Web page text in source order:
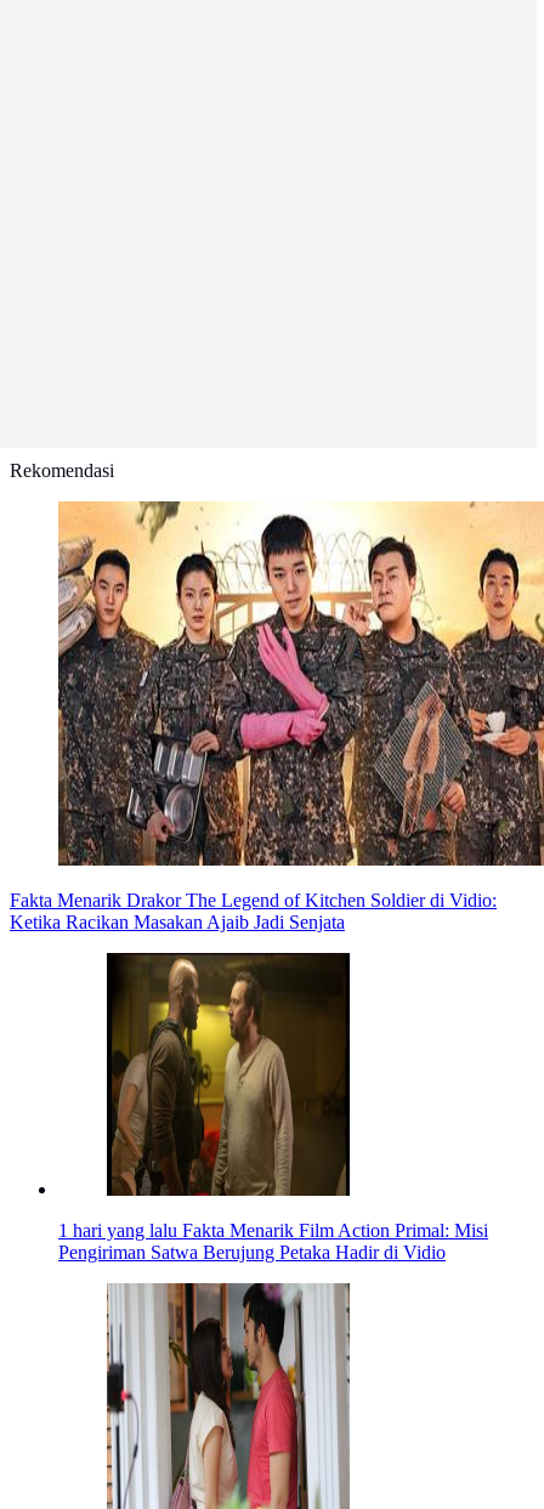
Rekomendasi
Fakta Menarik Drakor The Legend of Kitchen Soldier di Vidio:
Ketika Racikan Masakan Ajaib Jadi Senjata
1 hari yang lalu Fakta Menarik Film Action Primal: Misi
Pengiriman Satwa Berujung Petaka Hadir di Vidio